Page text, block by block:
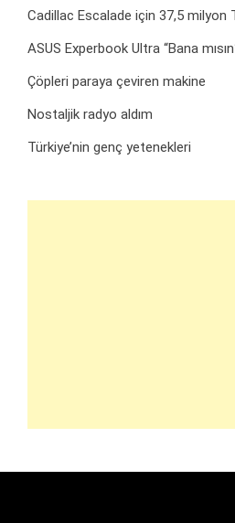
Cadillac Escalade için 37,5 milyon
ASUS Experbook Ultra “Bana
Çöpleri paraya çeviren makine
Nostaljik radyo aldım
Türkiye’nin genç yetenekleri